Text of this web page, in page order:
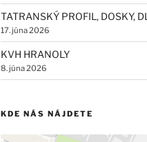
TATRANSKÝ PROFIL, DOSKY,
17. júna 2026
KVH HRANOLY
8. júna 2026
KDE NÁS NÁJDETE